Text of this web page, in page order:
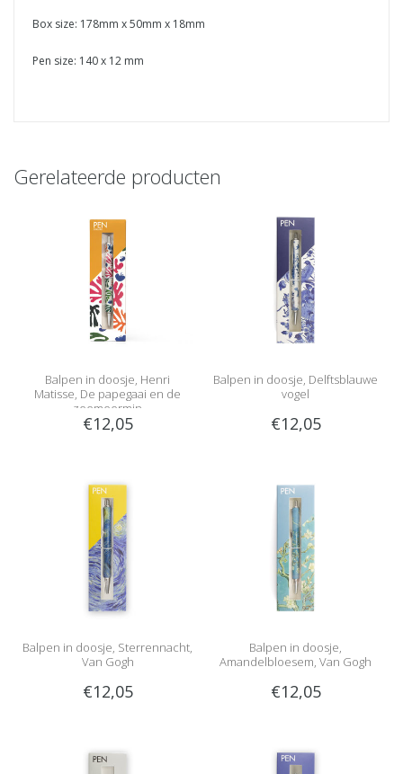
Box size: 178mm x 50mm x 18mm
Pen size: 140 x 12 mm
Gerelateerde producten
Balpen in doosje, Henri
Matisse, De papegaai en de
zeemeermin
€12,05
Balpen in doosje, Delftsblauwe
vogel
€12,05
Balpen in doosje, Sterrennacht,
Van Gogh
€12,05
Balpen in doosje,
Amandelbloesem, Van Gogh
€12,05